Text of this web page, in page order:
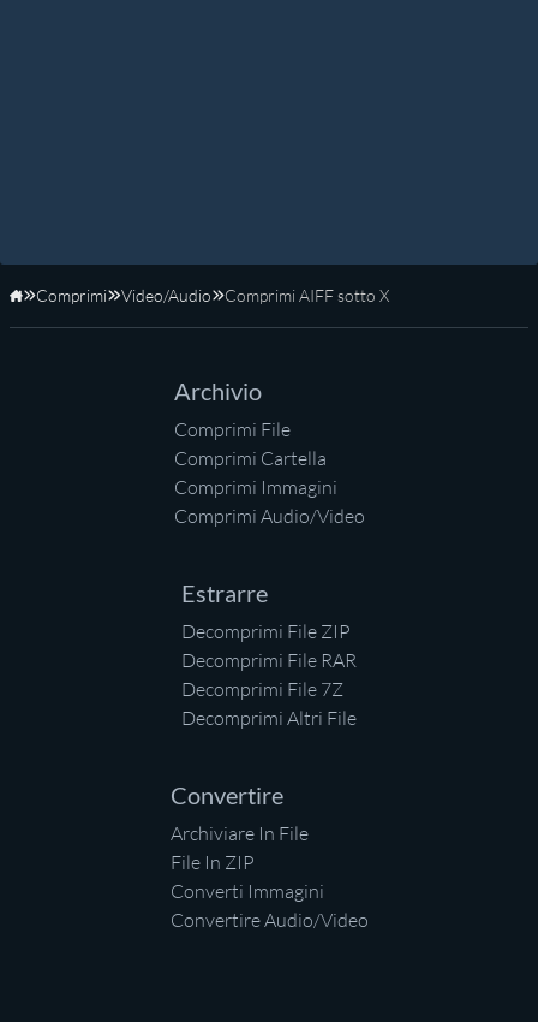
Home
Comprimi Video/Audio Comprimi AIFF sotto X
Archivio
Comprimi File
Comprimi Cartella
Comprimi Immagini
Comprimi Audio/Video
Estrarre
Decomprimi File ZIP
Decomprimi File RAR
Decomprimi File 7Z
Decomprimi Altri File
Convertire
Archiviare In File
File In ZIP
Converti Immagini
Convertire Audio/Video